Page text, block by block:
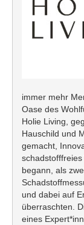
immer mehr
Oase des
Holie Living,
Hauschild und
gemacht,
begann, als
und dabei auf
überraschten.
eines